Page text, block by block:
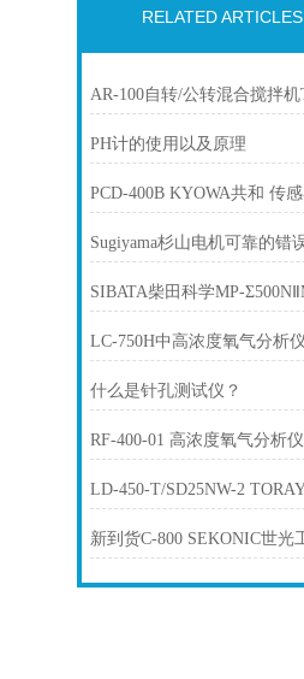
RELATED ARTICLES
PH计的使用以及原理
什么是针孔测试仪？